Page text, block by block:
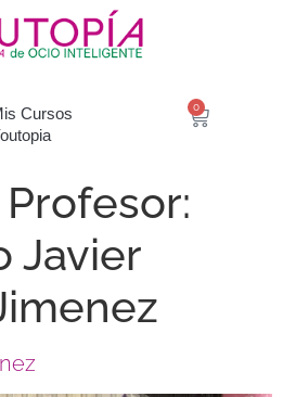
Cursos
0
Profesor:
Javier